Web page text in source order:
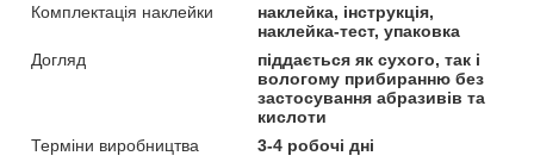
Комплектація наклейки
наклейка, інструкція,
наклейка-тест, упаковка
Догляд
піддається як сухого, так і
вологому прибиранню без
застосування абразивів та
кислоти
Терміни виробництва
3-4 робочі дні